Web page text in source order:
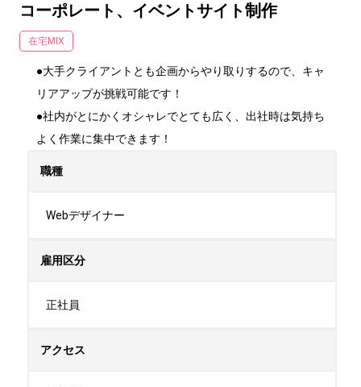
コーポレート、イベントサイト制作
在宅MIX
●大手クライアントとも企画からやり取りするので、キャ
リアアップが挑戦可能です！
●社内がとにかくオシャレでとても広く、出社時は気持ち
よく作業に集中できます！
職種
Webデザイナー
雇用区分
正社員
アクセス